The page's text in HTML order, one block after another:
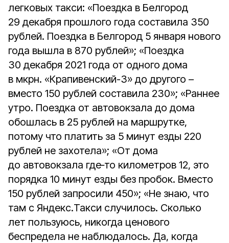
легковых такси: «Поездка в Белгород
29 декабря прошлого года составила 350
рублей. Поездка в Белгород 5 января нового
года вышла в 870 рублей»; «Поездка
30 декабря 2021 года от одного дома
в мкрн. «Крапивенский-3» до другого –
вместо 150 рублей составила 230»; «Раннее
утро. Поездка от автовокзала до дома
обошлась в 25 рублей на маршрутке,
потому что платить за 5 минут езды 220
рублей не захотела»; «От дома
до автовокзала где‑то километров 12, это
порядка 10 минут езды без пробок. Вместо
150 рублей запросили 450»; «Не знаю, что
там с Яндекс.Такси случилось. Сколько
лет пользуюсь, никогда ценового
беспредела не наблюдалось. Да, когда